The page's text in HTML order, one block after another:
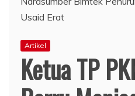
Artikel
Ketua TP